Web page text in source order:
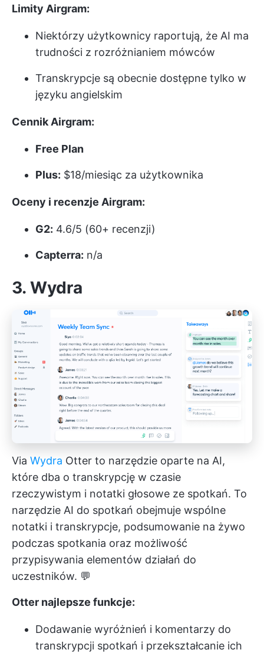
Limity Airgram:
Niektórzy użytkownicy raportują, że AI ma
trudności z rozróżnianiem mówców
Transkrypcje są obecnie dostępne tylko w
języku angielskim
Cennik Airgram:
Free Plan
Plus: $18/miesiąc za użytkownika
Oceny i recenzje Airgram:
G2: 4.6/5 (60+ recenzji)
Capterra: n/a
3. Wydra
Via Wydra Otter to narzędzie oparte na AI,
które dba o transkrypcję w czasie
rzeczywistym i notatki głosowe ze spotkań. To
narzędzie AI do spotkań obejmuje wspólne
notatki i transkrypcje, podsumowanie na żywo
podczas spotkania oraz możliwość
przypisywania elementów działań do
uczestników. 💬
Otter najlepsze funkcje:
Dodawanie wyróżnień i komentarzy do
transkrypcji spotkań i przekształcanie ich